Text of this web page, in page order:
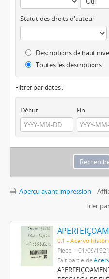
Statut des droits d'auteur
Descriptions de haut
Toutes les descriptions
Filtrer par dates :
Début Fin
Aperçu avant impression
Trier
0.1 - Acervo
Pièce
01/09/1921
Fait partie de